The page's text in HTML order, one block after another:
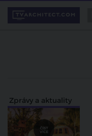
Zprávy a aktuality